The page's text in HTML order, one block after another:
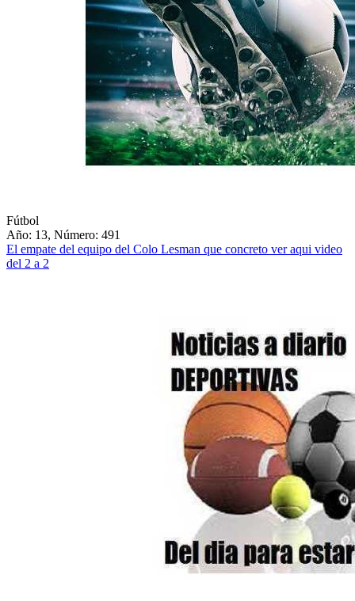
Fútbol
Año: 13, Número: 491
El empate del equipo del Colo Lesman que concreto ver aqui video
del 2 a 2